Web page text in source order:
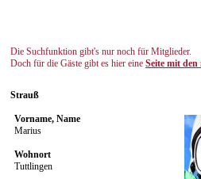
Die Suchfunktion gibt's nur noch für Mitglieder.
Doch für die Gäste gibt es hier eine Seite mit den
Strauß
Vorname, Name
Marius
Wohnort
Tuttlingen